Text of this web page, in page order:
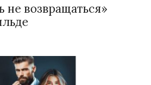
возвращаться»